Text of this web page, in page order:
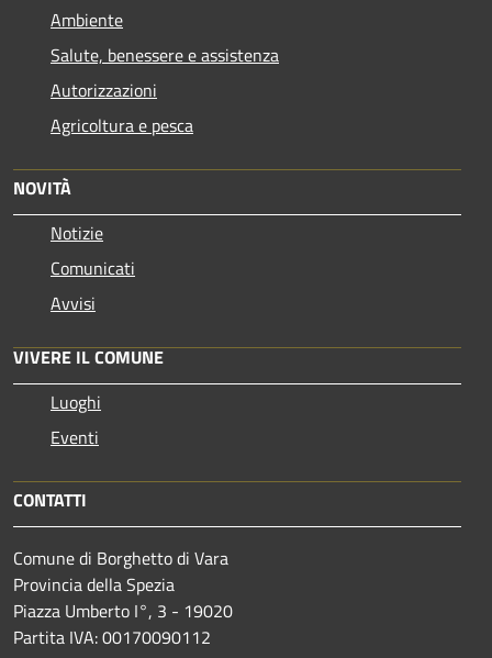
Ambiente
Salute, benessere e assistenza
Autorizzazioni
Agricoltura e pesca
NOVITÀ
Notizie
Comunicati
Avvisi
VIVERE IL COMUNE
Luoghi
Eventi
CONTATTI
Comune di Borghetto di Vara
Provincia della Spezia
Piazza Umberto I°, 3 - 19020
Partita IVA: 00170090112